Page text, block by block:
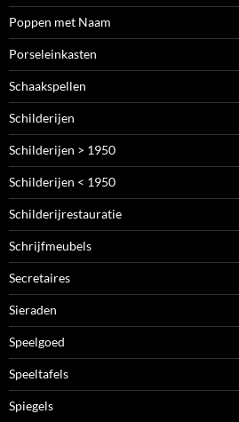
Poppen met Naam
Porseleinkasten
Schaakspellen
Schilderijen
Schilderijen > 1950
Schilderijen < 1950
Schilderijrestauratie
Schrijfmeubels
Secretaires
Sieraden
Speelgoed
Speeltafels
Spiegels